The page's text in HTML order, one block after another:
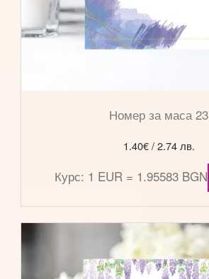
Номер за маса 23
1.40€/ 2.74 лв.
Курс: 1 EUR = 1.95583 BGN